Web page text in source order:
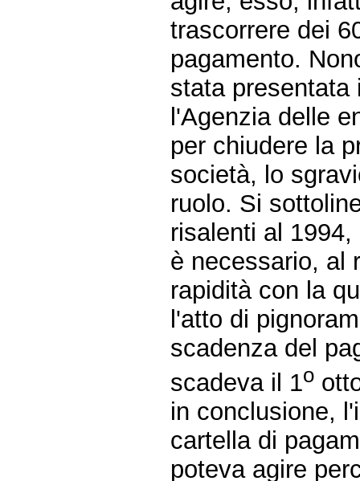
trascorrere dei
pagamento.
stata presentata
l'Agenzia delle
per chiudere la
società, lo
ruolo. Si
risalenti al
è necessario, al
rapidità con la
l'atto di
scadenza del
scadeva il 1o
in conclusione,
cartella di
poteva agire